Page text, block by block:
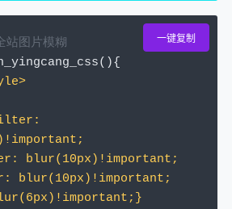
图片模糊
(){
blur(10px)!important;
blur(10px)!important;
一键复制